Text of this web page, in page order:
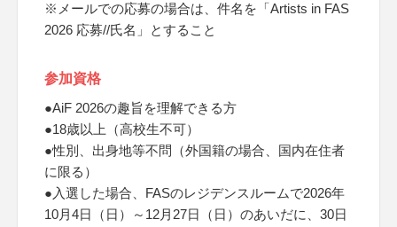
※メールでの応募の場合は、件名を「Artists in FAS
2026 応募//氏名」とすること
参加資格
●AiF 2026の趣旨を理解できる方
●18歳以上（高校生不可）
●性別、出身地等不問（外国籍の場合、国内在住者
に限る）
●入選した場合、FASのレジデンスルームで2026年
10月4日（日）～12月27日（日）のあいだに、30日